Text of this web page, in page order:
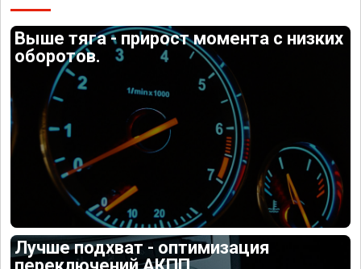
Выше тяга - прирост момента с низких
оборотов.
Лучше подхват - оптимизация